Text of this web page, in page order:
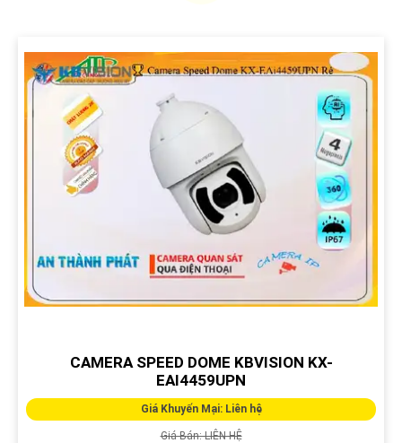
Hãy liên hệ với chúng tôi để được tư vấn chi tiết và giúp bạn lựa chọn
Camera Kbvision phù hợp nhất với nhu cầu của bạn!
Hy vọng bạn sẽ hài lòng với bản mẫu này. Nếu bạn cần thêm sự điều chỉnh
hoặc hỗ trợ khác, đừng ngần ngại để viết lại Cung cấp cho công trình.
CAMERA SPEED DOME KBVISION KX-
EAI4459UPN
Giá Khuyến Mại: Liên hệ
Giá Bán: LIÊN HỆ